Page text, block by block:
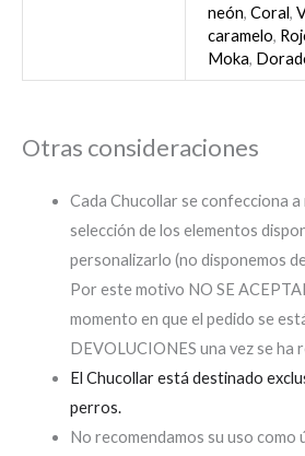
neón, Coral,
caramelo,
Moka,
Otras consideraciones
Cada Chucollar se confecciona
selección de los elementos
personalizarlo (no disponemos
Por este motivo NO SE
momento en que el pedido se
DEVOLUCIONES una vez se ha
El Chucollar está destinado
perros.
No recomendamos su uso como